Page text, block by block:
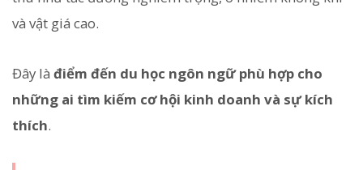
và vật giá cao.
Đây là điểm đến du học ngôn ngữ phù hợp cho
những ai tìm kiếm cơ hội kinh doanh và sự kích
thích.